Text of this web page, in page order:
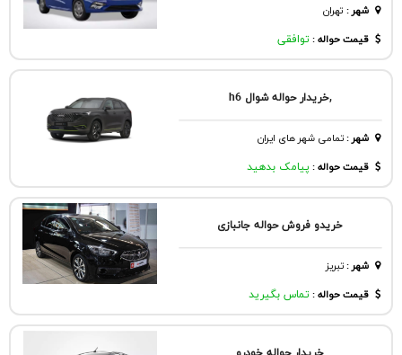
شهر: تهران
قیمت حواله : توافقی
,خریدار حواله شوال h6
شهر:تمامی شهر های ایران
قیمت حواله : پیامک بدهید
خریدو فروش حواله جانبازی
شهر:تبريز
قیمت حواله : تماس بگیرید